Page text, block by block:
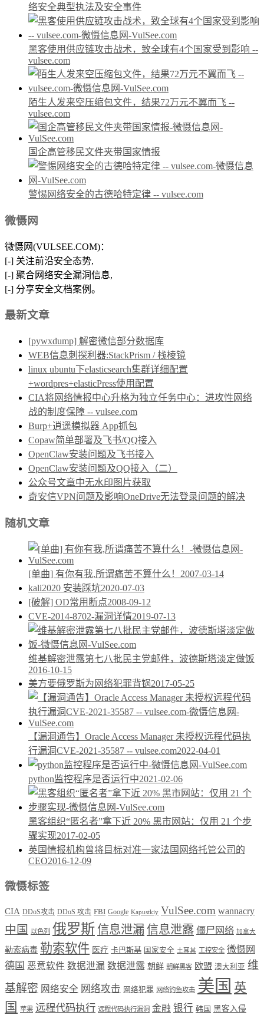
络安全典型执法及安全事件
黑客使用供应链攻击战术，致全球有4个国家受到影响 --
vulsee.com
陌生人发来空压缩包文件，结果72万元不翼而飞 --
vulsee.com
国企高管移民文件夹带国家情报
警惕网络安全的古德哈特定律 -- vulsee.com
微慑网
微慑网(VULSEE.COM)：
[-] 关注前沿安全态势,
[-] 聚合网络安全漏洞信息,
[-] 分享安全文档案例。
最新文章
[pywxdump] 解密微信部分数据库
WEB信息刺探利器:StackPrism / 栈棱镜
linux ubuntu下elasticsearch集群详细配置
+wordpres+elasticPress使用配置
CIA将网络情报中心升格为独立任务中心：进攻性网络
战的制度保障 -- vulsee.com
Burp+逍遥模拟器 App抓包
Copaw简单部署及飞书/QQ接入
OpenClaw安装问题及飞书接入
OpenClaw安装问题及QQ接入（二）
公众号文章中无水印图片获取
奇安信VPN问题及影响OneDrive无法登录问题的解决
随机文章
[单曲] 有你有我,所谓痛苦不算什么！ 2007-03-14
kali2020 安装踩坑2020-07-03
[破解] OD常用断点2008-09-12
CVE-2014-8702-漏洞详情2019-07-13
维基解密泄露第七八批民主党邮件，波德斯塔淡定做饭
2016-10-15
美方要俄罗斯为网络犯罪背锅2017-05-25
【漏洞通告】Oracle Access Manager 未授权远程代码执
行漏洞CVE-2021-35587 -- vulsee.com2022-04-01
python监控程序是否运行中2021-02-06
黑客组织“匿名者”拿下近 20% 黑市网站：仅用 21 个步
骤实现2017-02-05
英国情报机构曾将目标对准一家法国网络托管公司的
CEO2016-12-09
微慑标签
CIA DDoS攻击 DDoS 攻击 FBI Google Kapustkiy VulSee.com wannacry
中国 以色列 俄罗斯信息泄漏信息泄露 僵尸网络 加拿大
勒索病毒 勒索软件 医疗 卡巴斯基 国家安全 土耳其 工控安全 微慑网
德国 恶意软件 数据泄漏 数据泄露 朝鲜 朝鲜黑客 欧盟 澳大利亚 维
基解密 网络安全 网络攻击 网络犯罪 网络钓鱼攻击 美国 英
国
苹果 远程代码执行 远程代码执行漏洞 金融 银行 韩国 黑客入侵